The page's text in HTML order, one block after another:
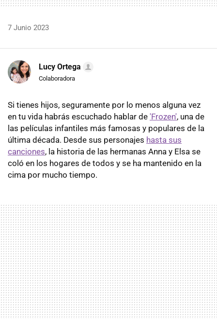
7 Junio 2023
Lucy Ortega
Colaboradora
Si tienes hijos, seguramente por lo menos alguna vez
en tu vida habrás escuchado hablar de 'Frozen', una de
las películas infantiles más famosas y populares de la
última década. Desde sus personajes hasta sus
canciones, la historia de las hermanas Anna y Elsa se
coló en los hogares de todos y se ha mantenido en la
cima por mucho tiempo.